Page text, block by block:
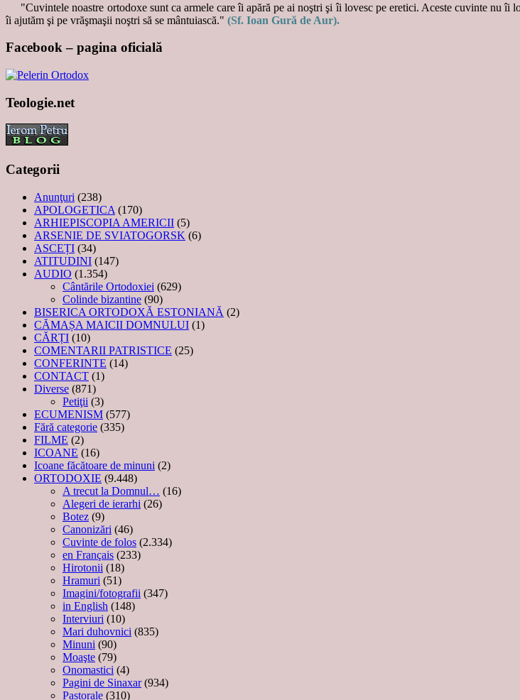
"Cuvintele noastre ortodoxe sunt ca armele care îi apără pe ai noştri şi îi lovesc pe eretici. Aceste cuvinte nu
îi ajutăm şi pe vrăşmaşii noştri să se mântuiască." (Sf. Ioan Gură de Aur).
Facebook – pagina oficială
Teologie.net
Categorii
Anunţuri (238)
APOLOGETICA (170)
ARHIEPISCOPIA AMERICII (5)
ARSENIE DE SVIATOGORSK (6)
ASCEȚI (34)
ATITUDINI (147)
AUDIO (1.354)
Cântările Ortodoxiei (629)
Colinde bizantine (90)
BISERICA ORTODOXĂ ESTONIANĂ (2)
CĂMAȘA MAICII DOMNULUI (1)
CĂRȚI (10)
COMENTARII PATRISTICE (25)
CONFERINTE (14)
CONTACT (1)
Diverse (871)
Petiţii (3)
ECUMENISM (577)
Fără categorie (335)
FILME (2)
ICOANE (16)
Icoane făcătoare de minuni (2)
ORTODOXIE (9.448)
A trecut la Domnul… (16)
Alegeri de ierarhi (26)
Botez (9)
Canonizări (46)
Cuvinte de folos (2.334)
en Français (233)
Hirotonii (18)
Hramuri (51)
Imagini/fotografii (347)
in English (148)
Interviuri (10)
Mari duhovnici (835)
Minuni (90)
Moaşte (79)
Onomastici (4)
Pagini de Sinaxar(934)
Pastorale (310)